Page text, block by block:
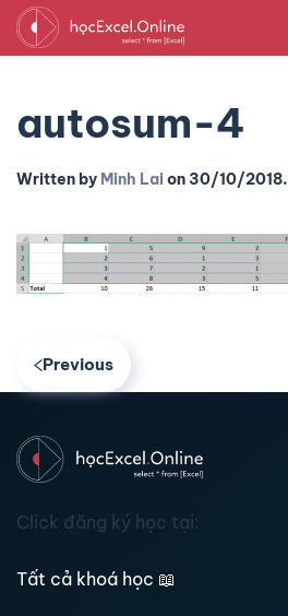
autosum-4
Written by Minh Laion 30/10/2018.
Previous
Click đăng ký học tại:
Tất cả khoá học 📖